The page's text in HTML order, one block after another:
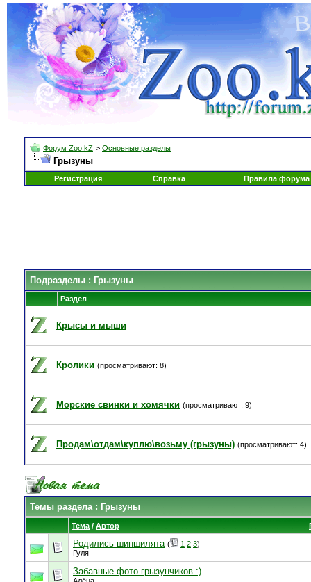
Форум Zoo.kZ > Основные разделы
Грызуны
Регистрация Справка Правила форума
Подразделы : Грызуны
Раздел
Крысы и мыши
Кролики (просматривают: 8)
Морские свинки и хомячки (просматривают: 9)
Продам\отдам\куплю\возьму (грызуны) (просматривают: 4)
Темы раздела: Грызуны
Тема / Автор
Родились шиншилята ( 1 2 3)
Гуля
Забавные фото грызунчиков :)